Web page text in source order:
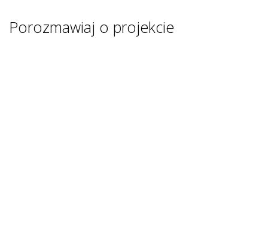
Porozmawiaj o projekcie